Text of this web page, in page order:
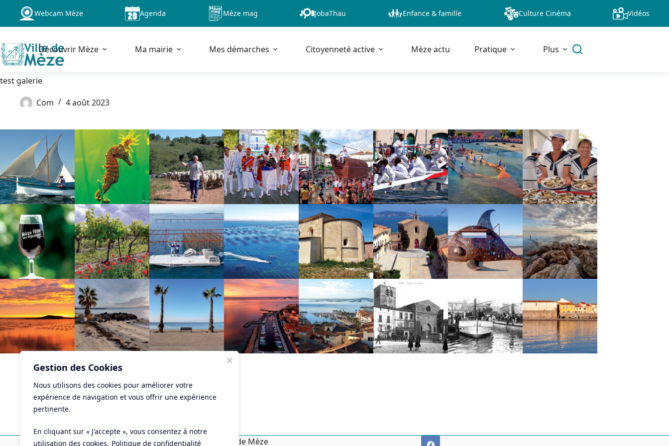
Gestion des Cookies
Nous utilisons des cookies pour améliorer votre
expérience de navigation et vous offrir une expérience
pertinente.
En cliquant sur « J'accepte », vous consentez à notre
utilisation des cookies. Politique de confidentialité
Passer
contenu
Webcam Mèze Agenda Mèze mag JobaThau Enfance & famille Culture Cinéma Vidéos
Découvrir Mèze Ma mairie Mes démarches Citoyenneté active Mèze actu Pratique Plus
test galerie
Com
4 août 2023
Mairie de Mèze